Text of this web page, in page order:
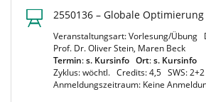
2550136 – Globale Optimierung
Veranstaltungsart: Vorlesung/Übung
Prof. Dr. Oliver Stein, Maren Beck
Termin:s. Kursinfo Ort:s. Kursinfo
Zyklus: wöchtl. Credits: 4,5 SWS: 2+2
Anmeldungszeitraum: Keine